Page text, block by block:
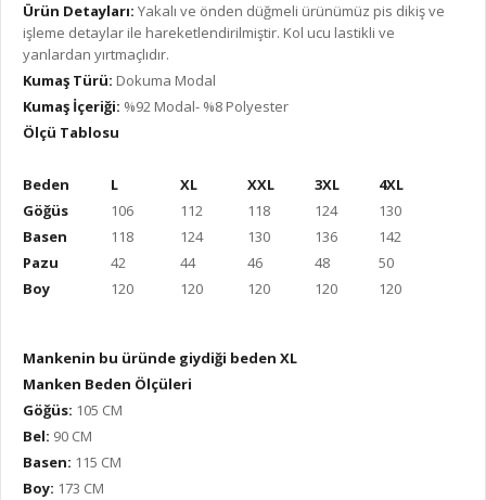
Ürün Detayları: Yakalı ve önden düğmeli ürünümüz pis dikiş ve
işleme detaylar ile hareketlendirilmiştir. Kol ucu lastikli ve
yanlardan yırtmaçlıdır.
Kumaş Türü: Dokuma Modal
Kumaş İçeriği: %92 Modal- %8 Polyester
Ölçü Tablosu
Beden L XL XXL 3XL
4XL
Göğüs
106 112 118 124
130
Basen
118 124 130 136
142
Pazu
42 44 46 48
50
Boy
120 120 120 120 120
Mankenin bu üründe giydiği beden XL
Manken Beden Ölçüleri
Göğüs: 105 CM
Bel: 90 CM
Basen: 115 CM
Boy: 173 CM